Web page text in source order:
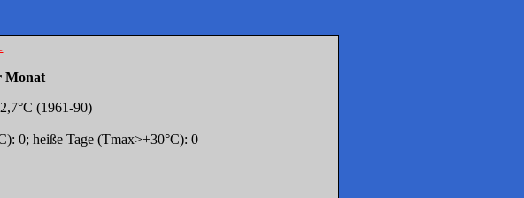
Monat
(1961-90)
0; heiße Tage (Tmax>+30°C): 0